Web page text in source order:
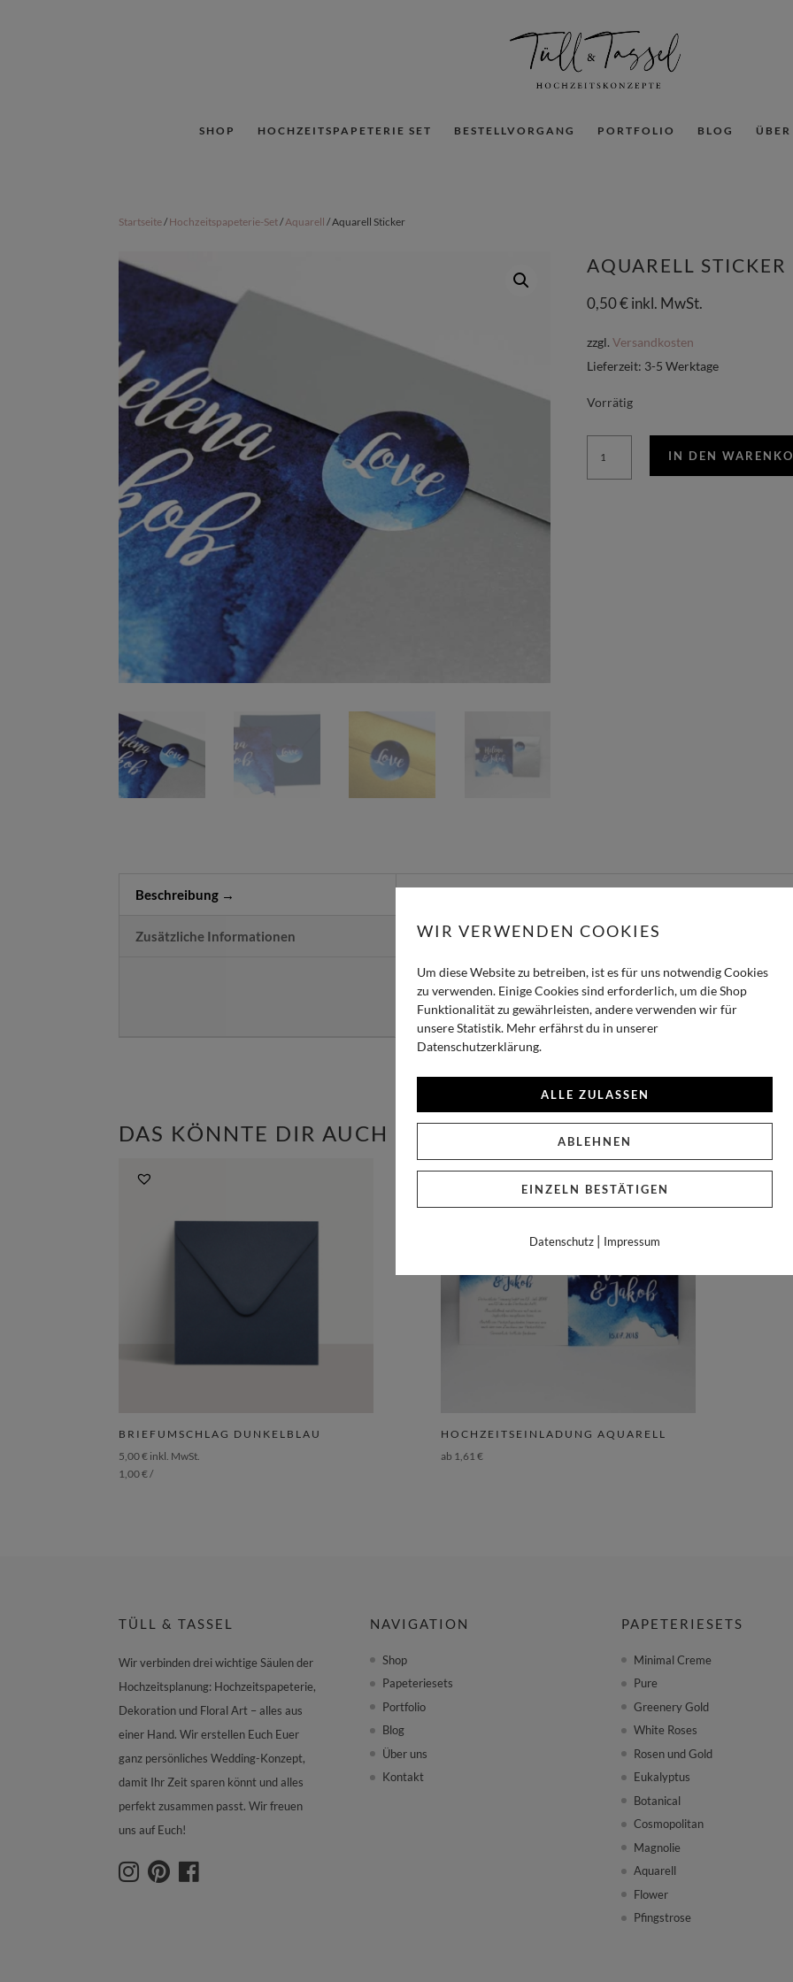
SHOP HOCHZEITSPAPETERIE SET BESTELLVORGANG PORTFOLIO BLOG
Startseite/Hochzeitspapeterie-Set/Aquarell / Aquarell Sticker
AQUARELL STICKER
0,50€ inkl. MwSt.
zzgl. Versandkosten
Lieferzeit: 3-5 Werktage
Vorrätig
IN DEN
Beschreibung
Zusätzliche Informationen
Deko einbauen, Candy-Bar Tütchen damit verzieren, und, und,
Natürlich ist auch beim Aquarell Sticker das Design perfekt auf die
DAS KÖNNTE DIR AUCH GEFALLEN …
BRIEFUMSCHLAG DUNKELBLAU
5,00€ inkl. MwSt.
1,00€/
HOCHZEITSEINLADUNG AQUARELL
ab 1,61€
TÜLL & TASSEL
Wir verbinden drei wichtige Säulen der
Hochzeitsplanung: Hochzeitspapeterie,
Dekoration und Floral Art – alles aus
einer Hand. Wir erstellen Euch Euer
ganz persönliches Wedding-Konzept,
damit Ihr Zeit sparen könnt und alles
perfekt zusammen passt. Wir freuen
uns auf Euch!
NAVIGATION
Shop
Papeteriesets
Portfolio
Blog
Über uns
Kontakt
PAPETERIESETS
Minimal Creme
Pure
Greenery Gold
White Roses
Rosen und Gold
Eukalyptus
Botanical
Cosmopolitan
Magnolie
Aquarell
Flower
Pfingstrose
WIR VERWENDEN COOKIES
Um diese Website zu betreiben, ist es für uns notwendig Cookies
zu verwenden. Einige Cookies sind erforderlich, um die Shop
Funktionalität zu gewährleisten, andere verwenden wir für
unsere Statistik. Mehr erfährst du in unserer
Datenschutzerklärung.
ALLE ZULASSEN
ABLEHNEN
EINZELN BESTÄTIGEN
Datenschutz | Impressum